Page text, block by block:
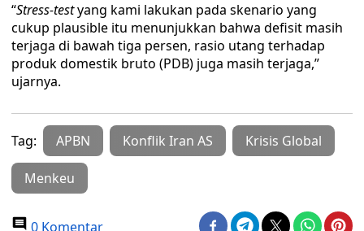
“Stress-testyang kami lakukan pada skenario yang
cukup plausible itu menunjukkan bahwa defisit masih
terjaga di bawah tiga persen, rasio utang terhadap
produk domestik bruto (PDB) juga masih terjaga,”
ujarnya.
Tag: APBN Konflik Iran AS Krisis Global
Menkeu
0 Komentar